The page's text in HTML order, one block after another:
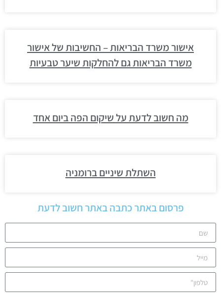
אישור משרד הבריאות – החשיבות של אישור
משרד הבריאות גם להחלקות שיער טבעיות
מה חשוב לדעת על שיקום הפה ביום אחד
השתלת שיניים ברומניה
פרסום באתר כתבה באתר חשוב לדעת